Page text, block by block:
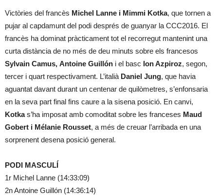
Victòries del francès Michel Lanne i Mimmi Kotka, que tornen a
pujar al capdamunt del podi després de guanyar la CCC2016. El
francès ha dominat pràcticament tot el recorregut mantenint una
curta distància de no més de deu minuts sobre els francesos
Sylvain Camus, Antoine Guillón i el basc Ion Azpiroz, segon,
tercer i quart respectivament. L’italià Daniel Jung, que havia
aguantat davant durant un centenar de quilòmetres, s’enfonsaria
en la seva part final fins caure a la sisena posició. En canvi,
Kotkas’ha imposat amb comoditat sobre les franceses Maud
Gobert i Mélanie Rousset, a més de creuar l’arribada en una
sorprenent desena posició general.
PODI MASCULÍ
1r Michel Lanne (14:33:09)
2n Antoine Guillón (14:36:14)